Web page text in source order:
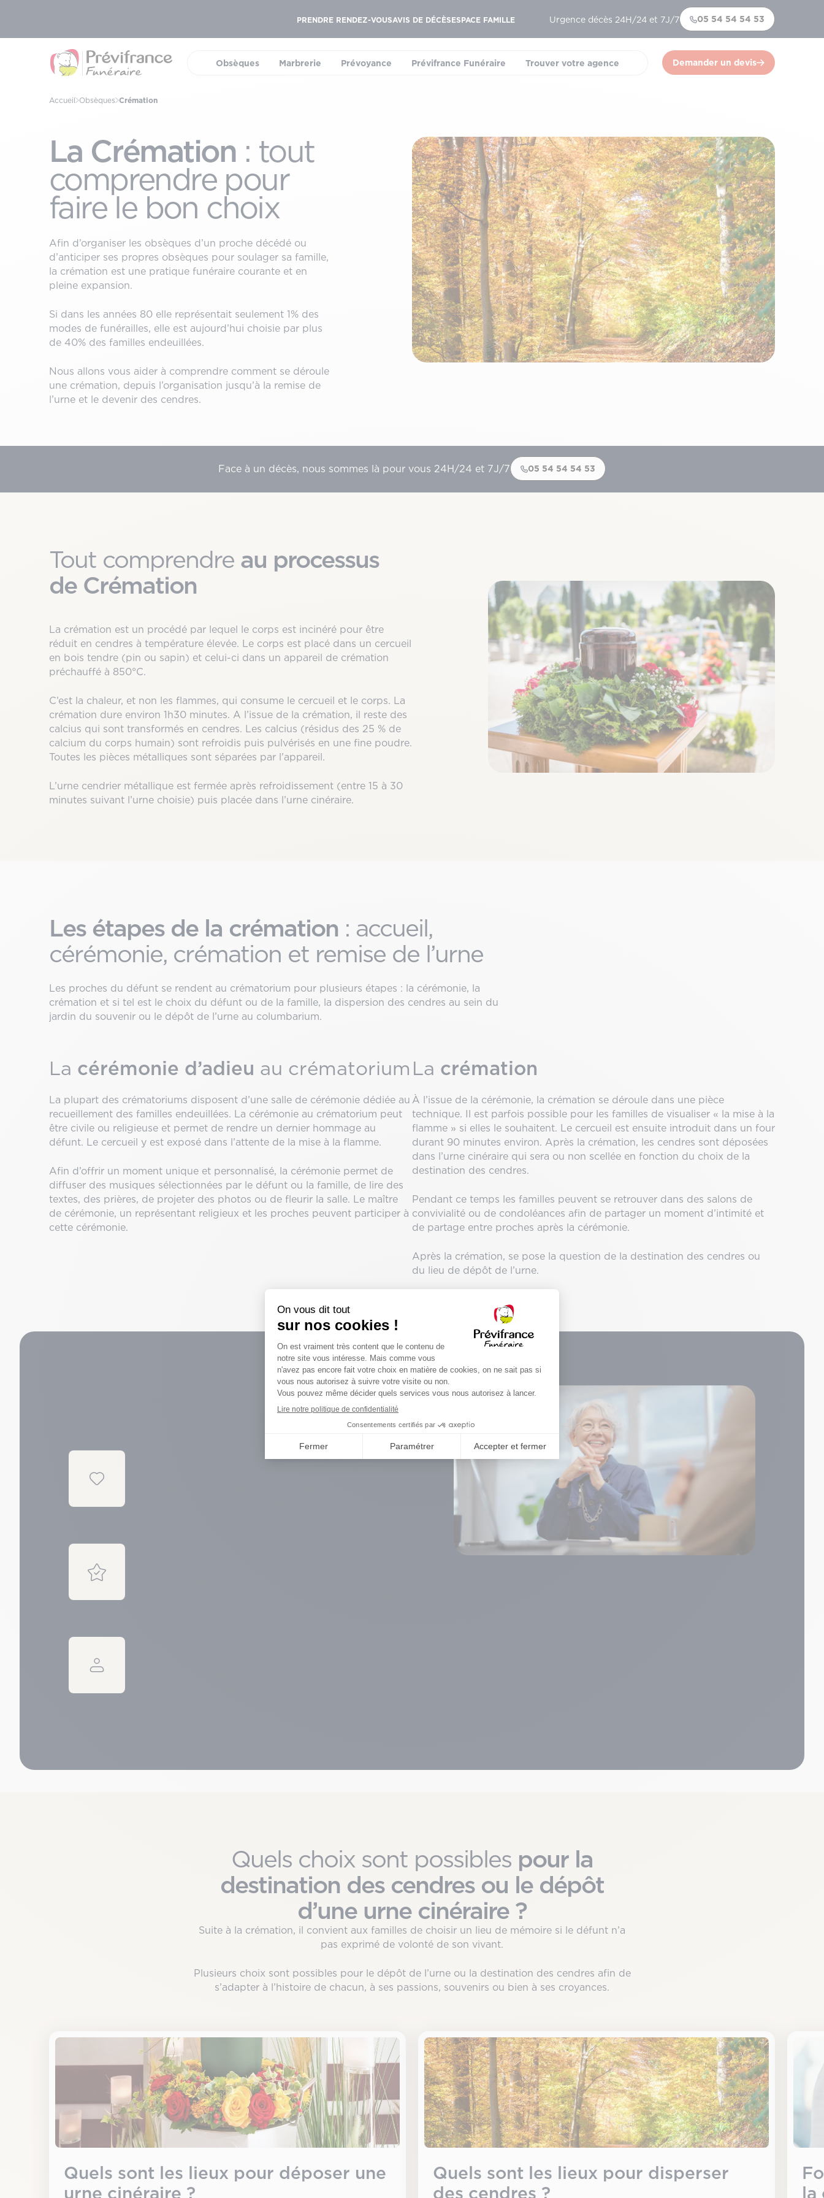
PRENDRE RENDEZ-VOUSAVIS DE DÉCÈSESPACE FAMILLE Urgence décès 24H/24 et 7J/7 05 54 54 54 53
Obsèques
Marbrerie
Prévoyance
Prévifrance Funéraire
Trouver votre agence Demander un devis
Accueil Obsèques Crémation
La Crémation : tout
comprendre pour
faire le bon choix
Afin d’organiser les obsèques d’un proche décédé ou
d’anticiper ses propres obsèques pour soulager sa famille,
la crémation est une pratique funéraire courante et en
pleine expansion.
Si dans les années 80 elle représentait seulement 1% des
modes de funérailles, elle est aujourd’hui choisie par plus
de 40% des familles endeuillées.
Nous allons vous aider à comprendre comment se déroule
une crémation, depuis l’organisation jusqu’à la remise de
l’urne et le devenir des cendres.
Face à un décès, nous sommes là pour vous 24H/24 et 7J/7 05 54 54 54 53
Tout comprendre au processus
de Crémation
La crémation est un procédé par lequel le corps est incinéré pour être
réduit en cendres à température élevée. Le corps est placé dans un cercueil
en bois tendre (pin ou sapin) et celui-ci dans un appareil de crémation
préchauffé à 850°C.
C’est la chaleur, et non les flammes, qui consume le cercueil et le corps. La
crémation dure environ 1h30 minutes. A l’issue de la crémation, il reste des
calcius qui sont transformés en cendres. Les calcius (résidus des 25 % de
calcium du corps humain) sont refroidis puis pulvérisés en une fine poudre.
Toutes les pièces métalliques sont séparées par l’appareil.
L’urne cendrier métallique est fermée après refroidissement (entre 15 à 30
minutes suivant l’urne choisie) puis placée dans l’urne cinéraire.
Les étapes de la crémation : accueil,
cérémonie, crémation et remise de l’urne
Les proches du défunt se rendent au crématorium pour plusieurs étapes : la cérémonie, la
crémation et si tel est le choix du défunt ou de la famille, la dispersion des cendres au sein du
jardin du souvenir ou le dépôt de l’urne au columbarium.
La cérémonie d’adieu au crématorium
La plupart des crématoriums disposent d’une salle de cérémonie dédiée au
recueillement des familles endeuillées. La cérémonie au crématorium peut
être civile ou religieuse et permet de rendre un dernier hommage au
défunt. Le cercueil y est exposé dans l’attente de la mise à la flamme.
Afin d’offrir un moment unique et personnalisé, la cérémonie permet de
diffuser des musiques sélectionnées par le défunt ou la famille, de lire des
textes, des prières, de projeter des photos ou de fleurir la salle. Le maître
de cérémonie, un représentant religieux et les proches peuvent participer à
cette cérémonie.
La crémation
À l’issue de la cérémonie, la crémation se déroule dans une pièce
technique. Il est parfois possible pour les familles de visualiser « la mise à la
flamme » si elles le souhaitent. Le cercueil est ensuite introduit dans un four
durant 90 minutes environ. Après la crémation, les cendres sont déposées
dans l’urne cinéraire qui sera ou non scellée en fonction du choix de la
destination des cendres.
Pendant ce temps les familles peuvent se retrouver dans des salons de
convivialité ou de condoléances afin de partager un moment d’intimité et
de partage entre proches après la cérémonie.
Après la crémation, se pose la question de la destination des cendres ou
du lieu de dépôt de l’urne.
Parce que chaque famille mériteun
accompagnement unique
L’humain est au cœur de notre engagement
Quels choix sont possibles pour la
destination des cendres ou le dépôt
d’une urne cinéraire ?
Suite à la crémation, il convient aux familles de choisir un lieu de mémoire si le défunt n’a
pas exprimé de volonté de son vivant.
Plusieurs choix sont possibles pour le dépôt de l’urne ou la destination des cendres afin de
s’adapter à l’histoire de chacun, à ses passions, souvenirs ou bien à ses croyances.
Quels sont les lieux pour déposer une
urne cinéraire ?
Quels sont les lieux pour disperser
des cendres ?
la